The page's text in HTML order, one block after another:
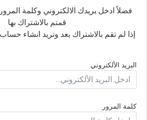
فضلاً ادخل بريدك الالكتروني وكلمة
قمتم بالاشتراك بها
إذا لم تقم بالاشتراك بعد وتريد انشاء
البريد الألكتروني
كلمة المرور